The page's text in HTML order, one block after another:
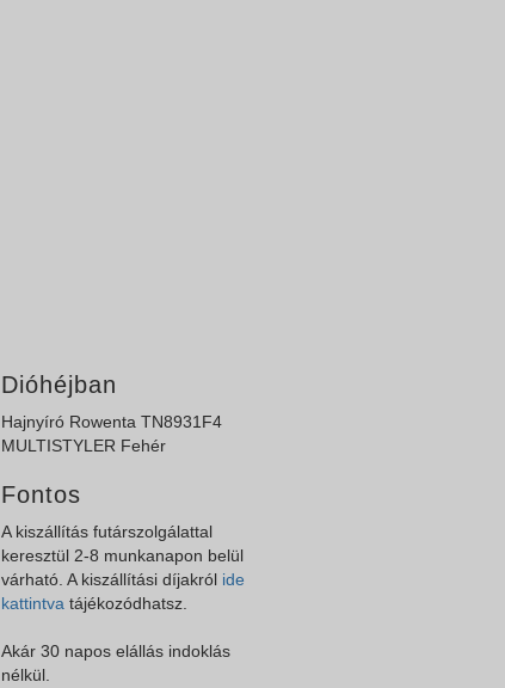
Dióhéjban
Hajnyíró Rowenta TN8931F4
MULTISTYLER Fehér
Fontos
A kiszállítás futárszolgálattal
keresztül 2-8 munkanapon belül
várható. A kiszállítási díjakról ide
kattintva tájékozódhatsz.
Akár 30 napos elállás indoklás
nélkül.